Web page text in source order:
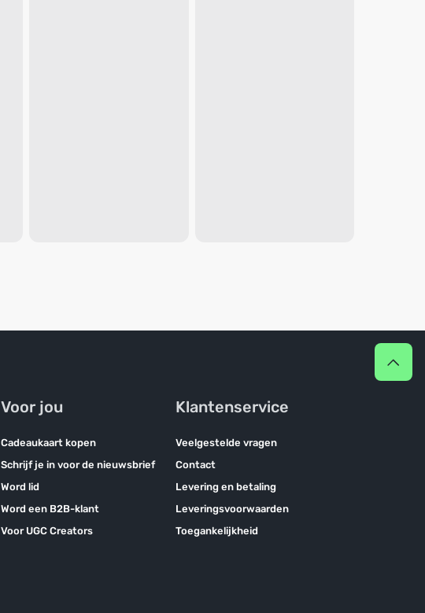
Voor jou
Cadeaukaart kopen
Schrijf je in voor de nieuwsbrief
Word lid
Word een B2B-klant
Voor UGC Creators
Klantenservice
Veelgestelde vragen
Contact
Levering en betaling
Leveringsvoorwaarden
Toegankelijkheid